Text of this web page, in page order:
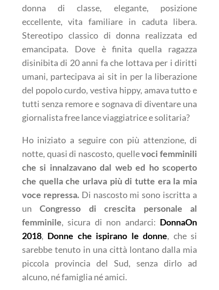
donna di classe, elegante, posizione
eccellente, vita familiare in caduta libera.
Stereotipo classico di donna realizzata ed
emancipata. Dove è finita quella ragazza
disinibita di 20 anni fa che lottava per i diritti
umani, partecipava ai sit in per la liberazione
del popolo curdo, vestiva hippy, amava tutto e
tutti senza remore e sognava di diventare una
giornalista free lance viaggiatrice e solitaria?
Ho iniziato a seguire con più attenzione, di
notte, quasi di nascosto, quellevoci femminili
che si innalzavano dal web ed ho scoperto
che quella che urlava più di tutte era la mia
voce repressa.Di nascosto mi sono iscritta a
unCongresso di crescita personale al
femminile, sicura di non andarci: DonnaOn
2018, Donne che ispirano le donne, che si
sarebbe tenuto in una città lontano dalla mia
piccola provincia del Sud, senza dirlo ad
alcuno, né famiglia né amici.